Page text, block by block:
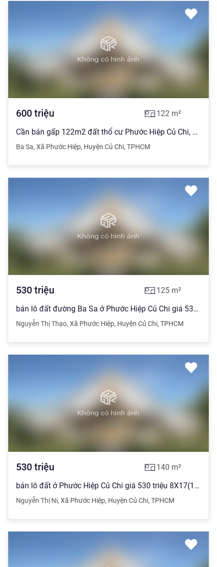
600 triệu 122 m²
Cần bán gấp 122m2 đất thổ cư Phước Hiệp Củ Chi, đất đường Ba Sa
Ba Sa, Xã Phước Hiệp, Huyện Củ Chi, TPHCM
530 triệu 125 m²
bán lô đất đường Ba Sa ở Phước Hiệp Củ Chi giá 530 triệu 125m2 thổ cư
Nguyễn Thị Thạo, Xã Phước Hiệp, Huyện Củ Chi, TPHCM
530 triệu 140 m²
bán lô đất ở Phước Hiệp Củ Chi giá 530 triệu 8X17(140m2) full thổ SHR
Nguyễn Thị Ni, Xã Phước Hiệp, Huyện Củ Chi, TPHCM